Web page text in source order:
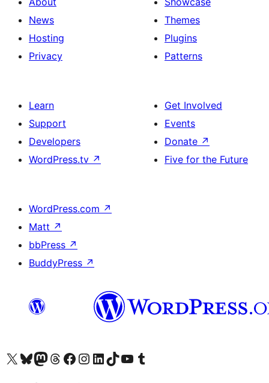
News
Hosting
Privacy
Themes
Plugins
Patterns
Learn
Support
Developers
WordPress.tv ↗
Get Involved
Events
Donate ↗
Five for the Future
WordPress.com ↗
Matt ↗
bbPress ↗
BuddyPress ↗
Visit our X (formerly Twitter) account
Visit our Bluesky account
Visit our Mastodon account
Visit our Threads account
Visit our Facebook page
Visit our Instagram account
Visit our LinkedIn account
Visit our TikTok account
Visit our YouTube channel
Visit our Tumblr account